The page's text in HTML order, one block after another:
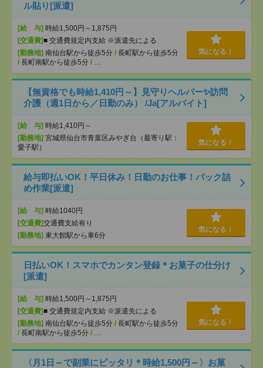
ル貼り[派遣]
[給 与] 時給1,500円～1,875円
[交通費]■ 交通費規定内支給 ※派遣先による
[勤務地] 南仙台駅から徒歩5分 / 長町駅から徒歩5分
/ 長町南駅から徒歩5分 / …
気になる！
【無資格でも時給1,410円～】見守りヘルパー✨訪問
介護（週1日から／日勤のみ） /Ja[アルバイト]
[給 与] 時給1,410円～
[勤務地] 宮城県仙台市青葉区みやぎ台（最寄り駅：
愛子駅）
気になる！
給与即払いOK！平日休み！日勤のお仕事！パック詰
め作業[派遣]
[給 与] 時給1040円
[交通費]交通費支給有り
[勤務地] 東大館駅から車6分
気になる！
日払いOK！スマホでカンタン登録＊お菓子の仕分け
[派遣]
[給 与] 時給1,500円～1,875円
[交通費]■ 交通費規定内支給 ※派遣先による
[勤務地] 南仙台駅から徒歩5分 / 長町駅から徒歩5分
/ 長町南駅から徒歩5分 / …
気になる！
〈月1日～で副業にピッタリ＊時給1,500円～〉お菓